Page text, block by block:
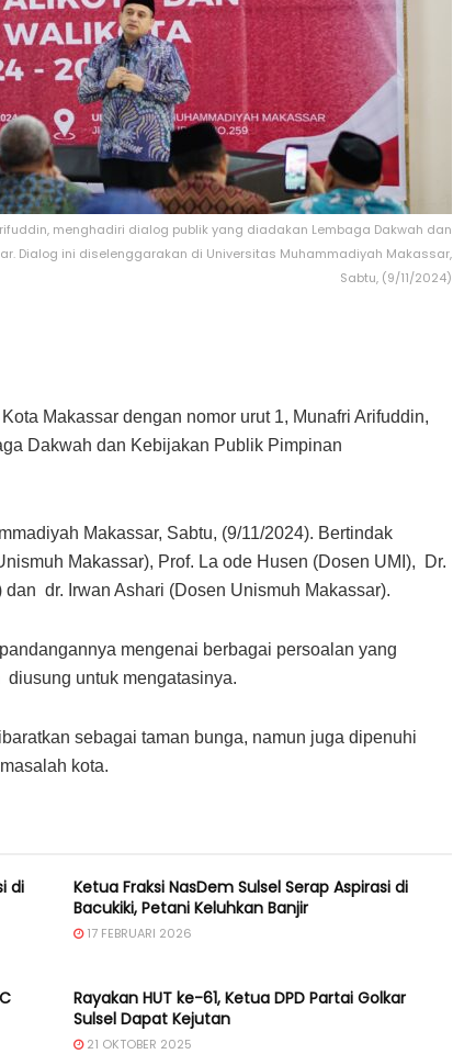
menghadiri dialog publik yang diadakan Lembaga Dakwah dan
Dialog ini diselenggarakan di Universitas Muhammadiyah Makassar,
Sabtu, (9/11/2024)
Makassar dengan nomor urut 1, Munafri Arifuddin,
Dakwah dan Kebijakan Publik Pimpinan
Makassar, Sabtu, (9/11/2024). Bertindak
Makassar), Prof. La ode Husen (Dosen UMI), Dr.
dr. Irwan Ashari (Dosen Unismuh Makassar).
mengenai berbagai persoalan yang
untuk mengatasinya.
sebagai taman bunga, namun juga dipenuhi
kota.
di
Ketua Fraksi NasDem Sulsel Serap Aspirasi di
Bacukiki, Petani Keluhkan Banjir
17 FEBRUARI 2026
Rayakan HUT ke-61, Ketua DPD Partai Golkar
Sulsel Dapat Kejutan
21 OKTOBER 2025